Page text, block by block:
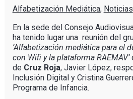
Alfabetización Mediática, Noticias
En la sede del Consejo
ha tenido lugar una reunión del
‘Alfabetización mediática para el
con Wifi y la plataforma RAEMAV’
de Cruz Roja, Javier López,
Inclusión Digital y Cristina
Programa de Infancia.